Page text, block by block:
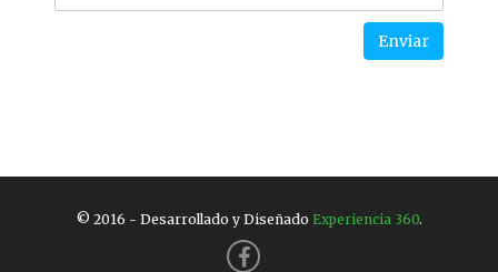
Enviar
© 2016 - Desarrollado y Diseñado Experiencia 360.